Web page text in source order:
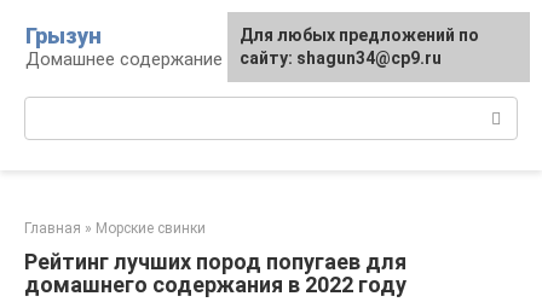
контенту
Грызун
Домашнее содержание грызунов
Главная » Морские свинки
Рейтинг лучших пород попугаев для
домашнего содержания в 2022 году
Для любых предложений по
сайту: shagun34@cp9.ru